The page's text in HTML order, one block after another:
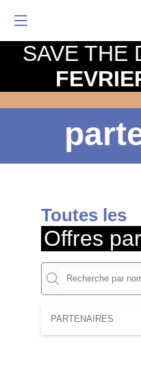
Toutes les
Offres
PARTENAIRES
SAVE THE